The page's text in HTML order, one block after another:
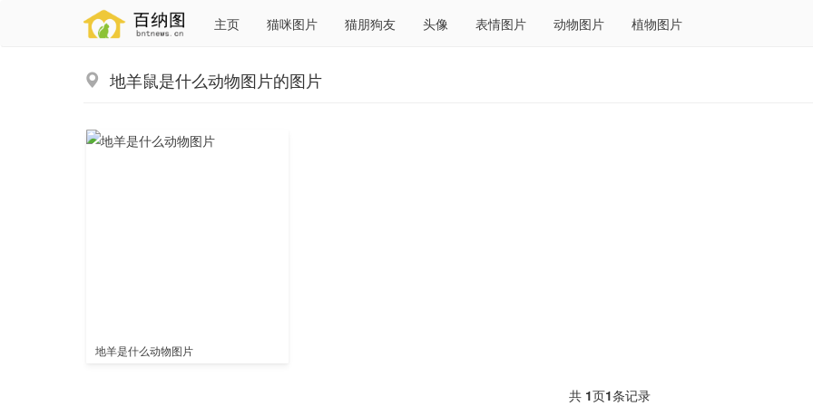
主页 猫咪图片 猫朋狗友 头像 表情图片 动物图片 植物图片
地羊鼠是什么动物图片的图片
地羊是什么动物图片
共 1页1条记录